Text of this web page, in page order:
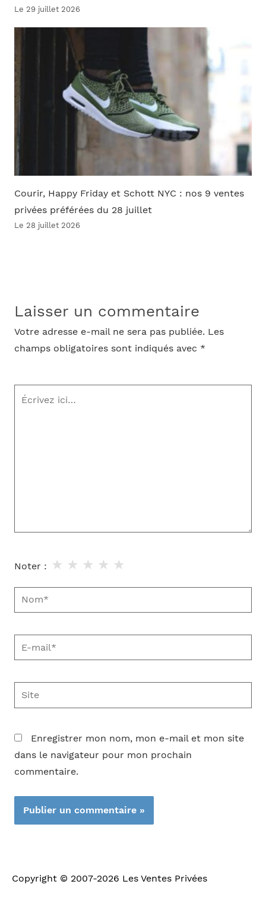
Le 29 juillet 2026
Courir, Happy Friday et Schott NYC : nos 9 ventes
privées préférées du 28 juillet
Le 28 juillet 2026
Laisser un commentaire
Votre adresse e-mail ne sera pas publiée. Les
champs obligatoires sont indiqués avec *
Écrivez
Noter : ★
★
★
★
★
Nom*
E-
mail*
Site
Enregistrer mon nom, mon e-mail et mon site
dans le navigateur pour mon prochain
commentaire.
Copyright © 2007-2026 Les Ventes Privées